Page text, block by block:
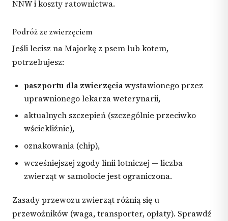
NNW i koszty ratownictwa.
Podróż ze zwierzęciem
Jeśli lecisz na Majorkę z psem lub kotem,
potrzebujesz:
paszportu dla zwierzęciawystawionego przez
uprawnionego lekarza weterynarii,
aktualnych szczepień (szczególnie przeciwko
wściekliźnie),
oznakowania (chip),
wcześniejszej zgody linii lotniczej — liczba
zwierząt w samolocie jest ograniczona.
Zasady przewozu zwierząt różnią się u
przewoźników (waga, transporter, opłaty). Sprawdź